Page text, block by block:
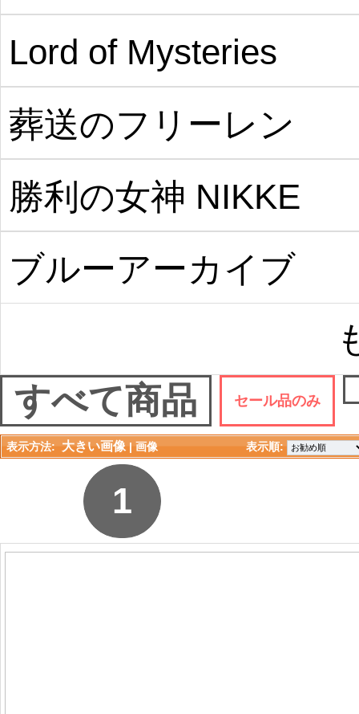
Lord of Mysteries
葬送のフリーレン
勝利の女神 NIKKE
ブルーアーカイブ
すべて商品 セール品のみ
表示方法: 大きい画像 | 画像 表示順:
1